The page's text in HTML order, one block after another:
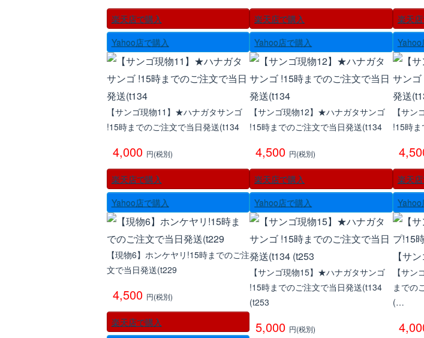
楽天店で購入
Yahoo店で購入
楽天店で購入
Yahoo店で購入
楽天
Yahoo
【サンゴ現物11】★ハナガタサンゴ
!15時までのご注文で当日発送(t134
4,000 円(税別)
楽天店で購入
Yahoo店で購入
【サンゴ現物12】★ハナガタサンゴ
!15時までのご注文で当日発送(t134
4,500 円(税別)
楽天店で購入
Yahoo店で購入
【サ
!15時
楽天
Yahoo
【現物6】ホンケヤリ!15時までのご注
文で当日発送(t229
4,500 円(税別)
楽天店で購入
【サンゴ現物15】★ハナガタサンゴ
!15時までのご注文で当日発送(t134
(t253
5,000 円(税別)
【サ
までの
(…